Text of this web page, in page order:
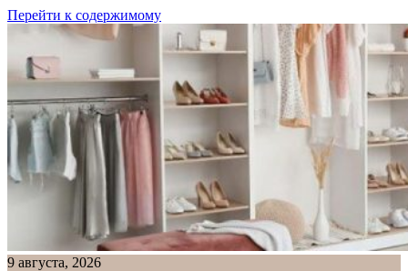
Перейти к содержимому
9 августа, 2026